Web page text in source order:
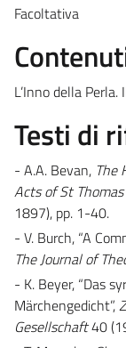
Facoltativa
L’Inno della
Testi di
- A.A. Bevan, The
Acts of St Thomas
1897), pp. 1-40.
- V. Burch, “A
The Journal of
- K. Beyer, “Das
Märchengedicht”,
Gesellschaft40